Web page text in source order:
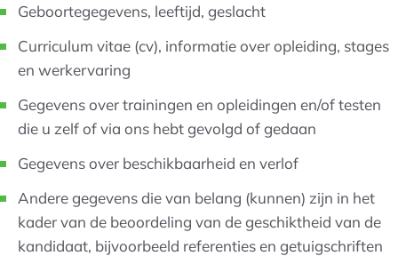
Geboortegegevens, leeftijd, geslacht
Curriculum vitae (cv), informatie over opleiding, stages
en werkervaring
Gegevens over trainingen en opleidingen en/of testen
die u zelf of via ons hebt gevolgd of gedaan
Gegevens over beschikbaarheid en verlof
Andere gegevens die van belang (kunnen) zijn in het
kader van de beoordeling van de geschiktheid van de
kandidaat, bijvoorbeeld referenties en getuigschriften